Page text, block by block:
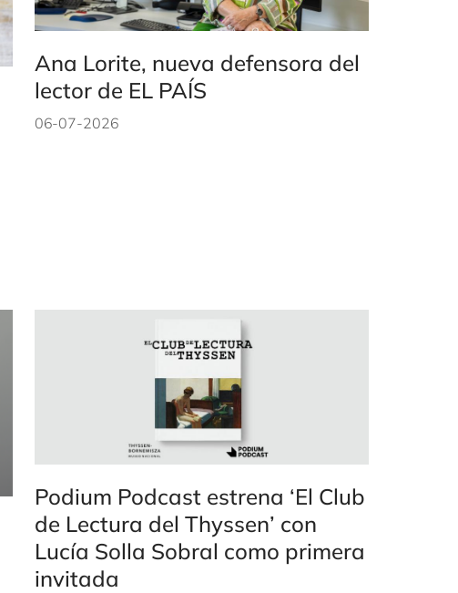
Ana Lorite, nueva defensora del
lector de EL PAÍS
06-07-2026
Podium Podcast estrena ‘El Club
de Lectura del Thyssen’ con
Lucía Solla Sobral como primera
invitada